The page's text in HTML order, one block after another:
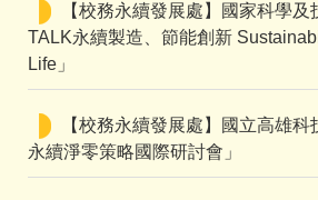
【校務永續發展處】國家科學
TALK永續製造、節能創新
Life」
【校務永續發展處】國立高雄
永續淨零策略國際研討會」